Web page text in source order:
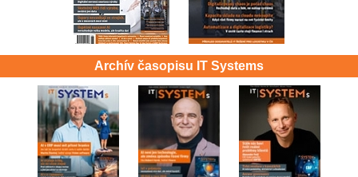
Archív časopisu IT Systems